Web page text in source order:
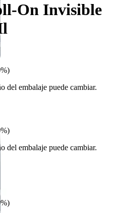
On Invisible
del embalaje puede cambiar.
del embalaje puede cambiar.